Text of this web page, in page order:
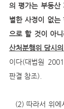
의 평가는 부동산
별한 사정이 없는
으로 할 것이 아
산처분행위 당시
이다(대법원
판결 참조).